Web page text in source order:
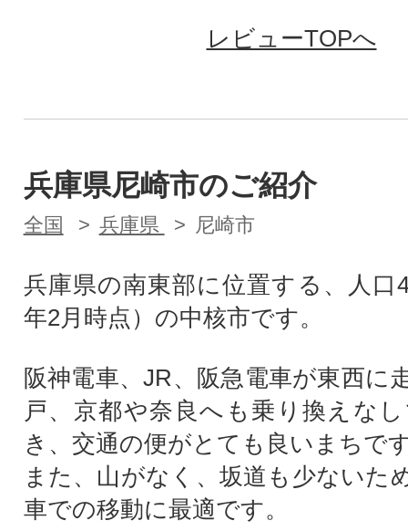
レビューTOPへ
兵庫県尼崎市のご紹介
全国 兵庫県 尼崎市
兵庫県の南東部に位置する、人口
年2月時点）の中核市です。
阪神電車、JR、阪急電車が東西に
戸、京都や奈良へも乗り換えな
き、交通の便がとても良いまちで
また、山がなく、坂道も少ないた
車での移動に最適です。